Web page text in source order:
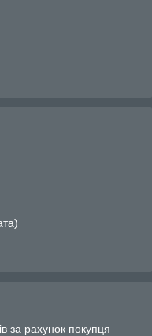
за рахунок покупця